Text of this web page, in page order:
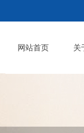
网站首页 关